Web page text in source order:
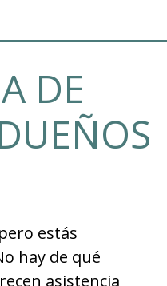
DE
estás
hay de qué
asistencia